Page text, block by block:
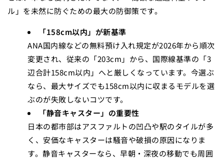
ル」を未然に防ぐための最大の防御策です。
「158cm以内」が新基準
ANA国内線などの無料預け入れ規定が2026年から順次
変更され、従来の「203cm」から、国際線基準の「3
辺合計158cm以内」へと厳しくなっています。今選ぶ
なら、最大サイズでも158cm以内に収まるモデルを選
ぶのが失敗しないコツです。
「静音キャスター」の重要性
日本の都市部はアスファルトの凹凸や駅のタイルが多
く、安価なキャスターは騒音や破損の原因になりま
す。静音キャスターなら、早朝・深夜の移動でも周囲